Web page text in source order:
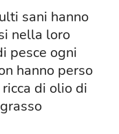
sani hanno
nella loro
pesce ogni
hanno perso
di olio di